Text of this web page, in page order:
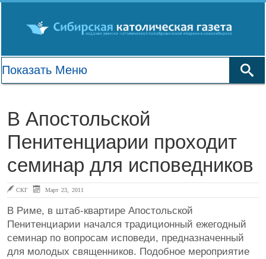
В Апостольской
Пенитенциарии проходит
семинар для исповедников
СКГ Март 23, 2011
В Риме, в штаб-квартире Апостольской
Пенитенциарии начался традиционный ежегодный
семинар по вопросам исповеди, предназначенный
для молодых священников. Подобное мероприятие